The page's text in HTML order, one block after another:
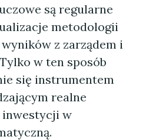
są regularne
metodologii
z zarządem i
w ten sposób
się instrumentem
realne
w